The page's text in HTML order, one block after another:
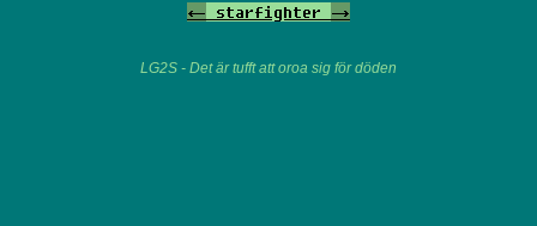
<- starfighter ->
LG2S - Det är tufft att oroa sig för döden